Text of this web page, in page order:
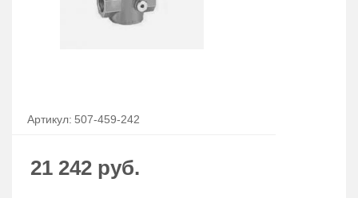
Артикул: 507-459-242
21 242 руб.